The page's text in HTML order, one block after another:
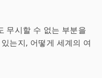
무시할 수 없는 부분을
는지, 어떻게 세계의 여